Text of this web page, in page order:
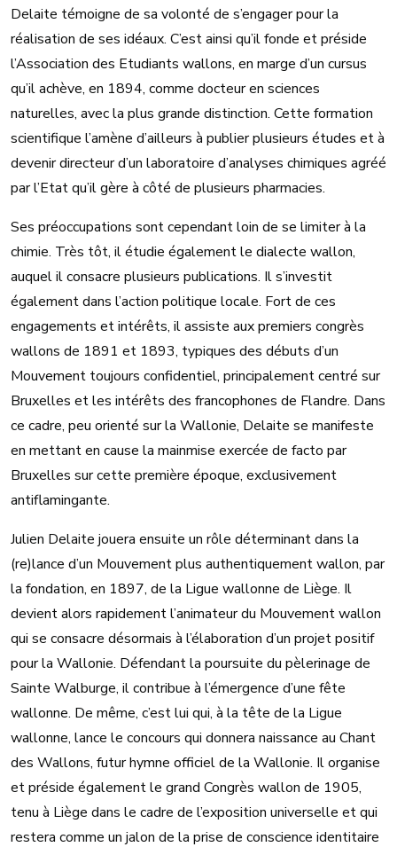
Delaite témoigne de sa volonté de s’engager pour la
réalisation de ses idéaux. C’est ainsi qu’il fonde et préside
l’Association des Etudiants wallons, en marge d’un cursus
qu’il achève, en 1894, comme docteur en sciences
naturelles, avec la plus grande distinction. Cette formation
scientifique l’amène d’ailleurs à publier plusieurs études et à
devenir directeur d’un laboratoire d’analyses chimiques agréé
par l’Etat qu’il gère à côté de plusieurs pharmacies.
Ses préoccupations sont cependant loin de se limiter à la
chimie. Très tôt, il étudie également le dialecte wallon,
auquel il consacre plusieurs publications. Il s’investit
également dans l’action politique locale. Fort de ces
engagements et intérêts, il assiste aux premiers congrès
wallons de 1891 et 1893, typiques des débuts d’un
Mouvement toujours confidentiel, principalement centré sur
Bruxelles et les intérêts des francophones de Flandre. Dans
ce cadre, peu orienté sur la Wallonie, Delaite se manifeste
en mettant en cause la mainmise exercée de facto par
Bruxelles sur cette première époque, exclusivement
antiflamingante.
Julien Delaite jouera ensuite un rôle déterminant dans la
(re)lance d’un Mouvement plus authentiquement wallon, par
la fondation, en 1897, de la Ligue wallonne de Liège. Il
devient alors rapidement l’animateur du Mouvement wallon
qui se consacre désormais à l’élaboration d’un projet positif
pour la Wallonie. Défendant la poursuite du pèlerinage de
Sainte Walburge, il contribue à l’émergence d’une fête
wallonne. De même, c’est lui qui, à la tête de la Ligue
wallonne, lance le concours qui donnera naissance au Chant
des Wallons, futur hymne officiel de la Wallonie. Il organise
et préside également le grand Congrès wallon de 1905,
tenu à Liège dans le cadre de l’exposition universelle et qui
restera comme un jalon de la prise de conscience identitaire